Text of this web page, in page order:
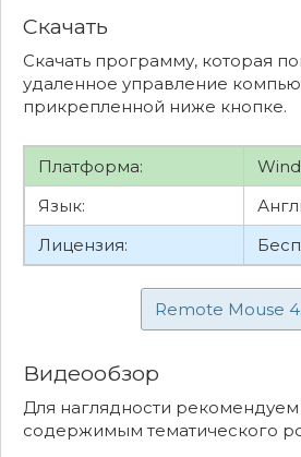
Скачать
Скачать программу, которая
удаленное управление
прикрепленной ниже кнопке.
Платформа:
Язык:
Лицензия:
Remote Mouse
Видеообзор
Для наглядности рекомендуем
содержимым тематического